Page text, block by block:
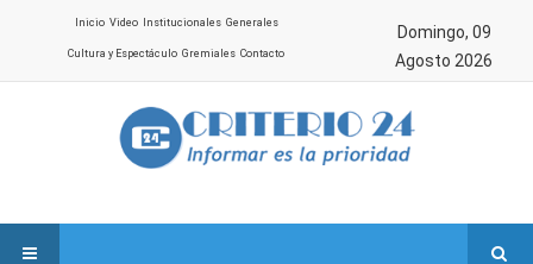
Inicio Video Institucionales Generales
Cultura y Espectáculo Gremiales Contacto
Domingo, 09
Agosto 2026